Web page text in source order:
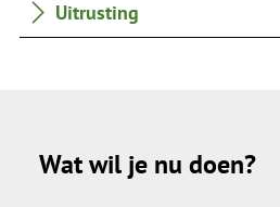
Uitrusting
Wat wil je nu doen?